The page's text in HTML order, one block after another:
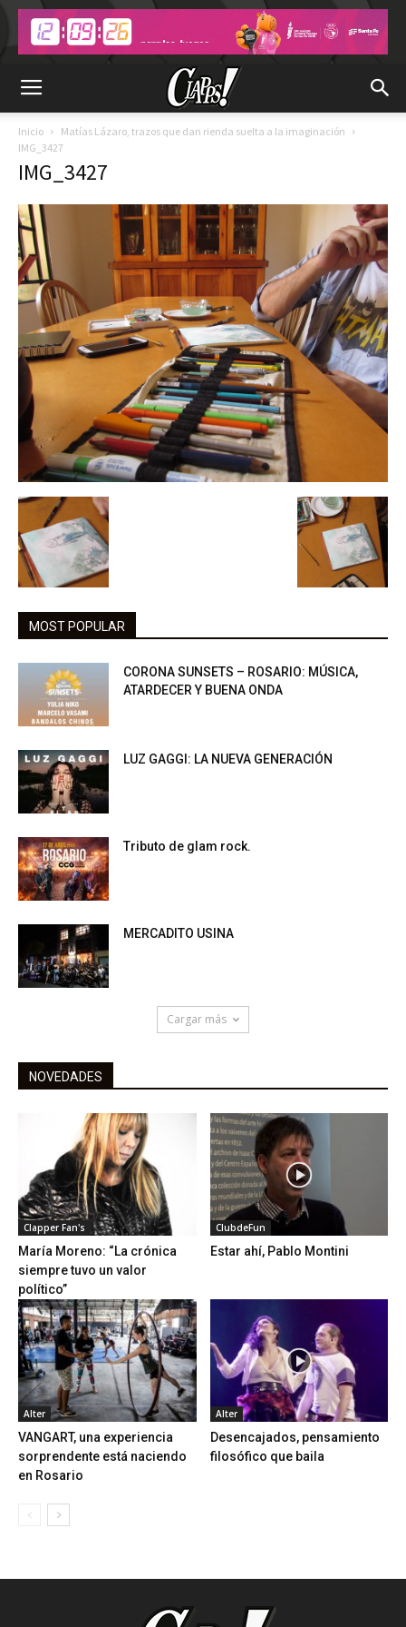
Inicio
Matías Lázaro, trazos que dan rienda suelta a la imaginación
IMG_3427
IMG_3427
MOST POPULAR
CORONA SUNSETS – ROSARIO: MÚSICA,
ATARDECER Y BUENA ONDA
LUZ GAGGI: LA NUEVA GENERACIÓN
Tributo de glam rock.
MERCADITO USINA
Cargar más
NOVEDADES
Clapper Fan's
María Moreno: “La crónica
siempre tuvo un valor
político”
ClubdeFun
Estar ahí, Pablo Montini
Alter
VANGART, una experiencia
sorprendente está naciendo
en Rosario
Alter
Desencajados, pensamiento
filosófico que baila